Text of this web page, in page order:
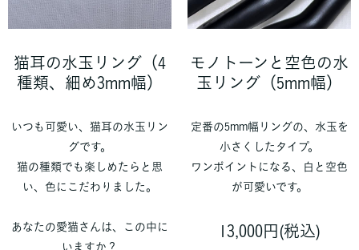
猫耳の水玉リング（4
種類、細め3mm幅）
いつも可愛い、猫耳の水玉リン
グです。
猫の種類でも楽しめたらと思
い、色にこだわりました。
あなたの愛猫さんは、この中に
いますか？
モノトーンと空色の水
玉リング（5mm幅）
定番の5mm幅リングの、水玉を
小さくしたタイプ。
ワンポイントになる、白と空色
が可愛いです。
13,000円(税込)